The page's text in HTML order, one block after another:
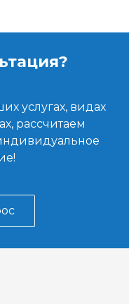
услугах, видах
рассчитаем